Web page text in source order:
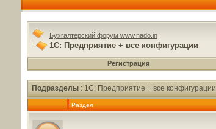
Бухгалтерский форум www.nado.in
1C: Предприятие + все конфигурации
Регистрация
Подразделы : 1C: Предприятие + все конфигурации
Раздел